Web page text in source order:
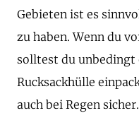
Gebieten ist es
zu haben. Wenn du
solltest du unbedingt
Rucksackhülle
auch bei Regen sicher.